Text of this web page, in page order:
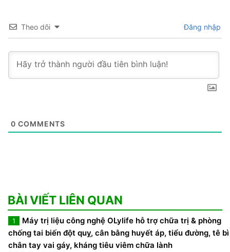
Theo dõi Đăng nhập
0 COMMENTS
BÀI VIẾT LIÊN QUAN
1
Máy trị liệu công nghệ OLylife hỗ trợ chữa trị & phòng
chống tai biến đột quỵ, cân bằng huyết áp, tiểu đường, tê bì
chân tay vai gáy, kháng tiêu viêm chữa lành